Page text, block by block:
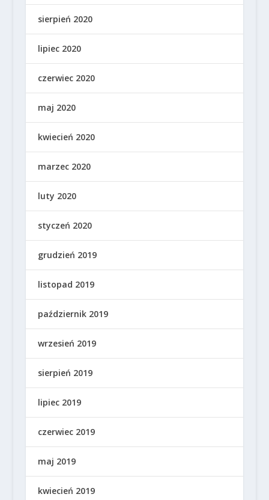
sierpień 2020
lipiec 2020
czerwiec 2020
maj 2020
kwiecień 2020
marzec 2020
luty 2020
styczeń 2020
grudzień 2019
listopad 2019
październik 2019
wrzesień 2019
sierpień 2019
lipiec 2019
czerwiec 2019
maj 2019
kwiecień 2019